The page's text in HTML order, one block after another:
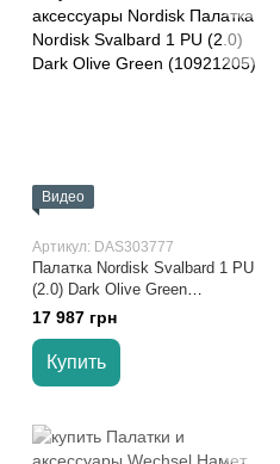
Видео
Артикул: DAS303777
Палатка Nordisk Svalbard 1 PU
(2.0) Dark Olive Green
(10921205)
17 987 грн
Купить